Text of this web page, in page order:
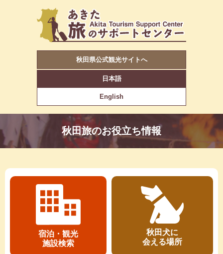
秋田県公式観光サイトへ
日本語
English
秋田旅のお役立ち情報
宿泊・観光
施設検索
秋田犬に
会える場所